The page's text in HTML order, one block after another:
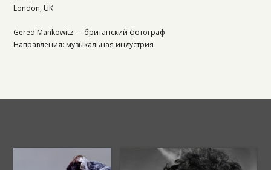
London, UK
Gered Mankowitz — британский фотограф
Направления: музыкальная индустрия